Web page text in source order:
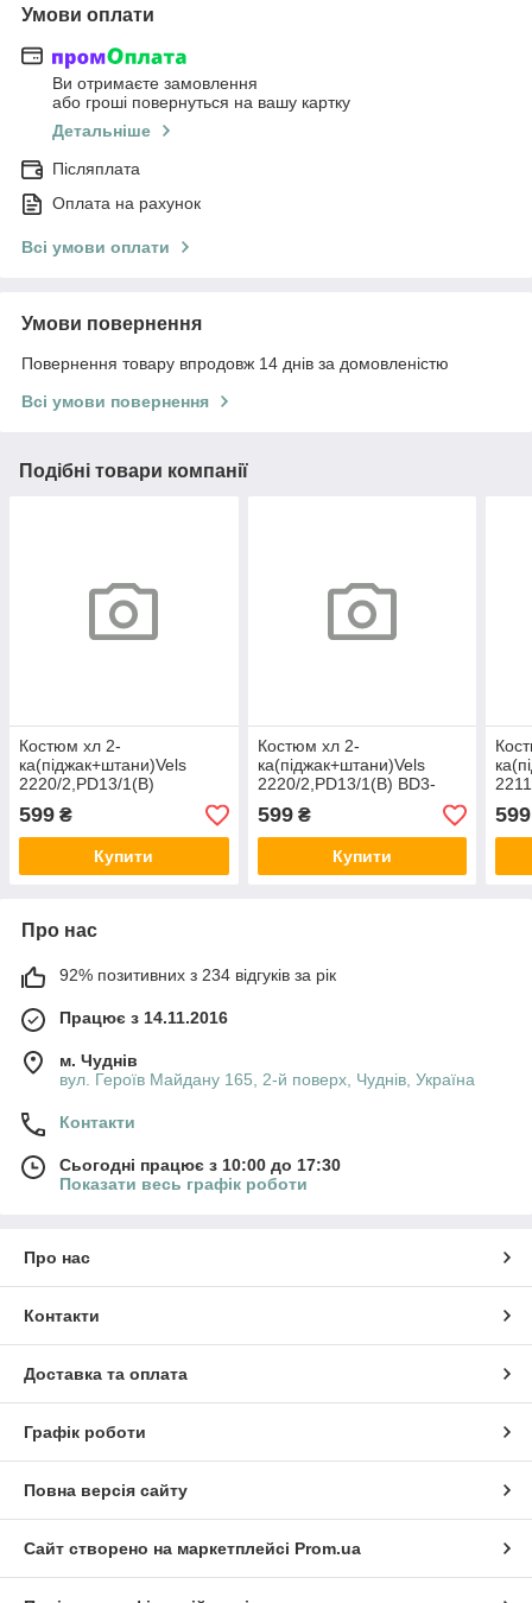
Умови оплати
Ви отримаєте замовлення
або гроші повернуться на вашу картку
Детальніше
Післяплата
Оплата на рахунок
Всі умови оплати
Умови повернення
Повернення товару впродовж 14 днів за домовленістю
Всі умови повернення
Подібні товари компанії
Костюм хл 2-
ка(піджак+штани)Vels
2220/2,PD13/1(В)
599 ₴
Купити
Костюм хл 2-
ка(піджак+штани)Vels
2220/2,PD13/1(В) BD3-
599₴
Купити
599
Про нас
92% позитивних з 234 відгуків за рік
Працює з 14.11.2016
м. Чуднів
вул. Героїв Майдану 165, 2-й поверх, Чуднів, Україна
Контакти
Сьогодні працює з 10:00 до 17:30
Показати весь графік роботи
Про нас
Контакти
Доставка та оплата
Графік роботи
Повна версія сайту
Сайт створено на маркетплейсі Prom.ua